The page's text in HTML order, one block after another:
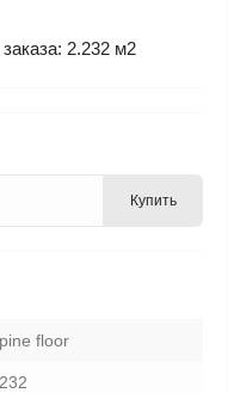
2.232 м2
Купить
floor